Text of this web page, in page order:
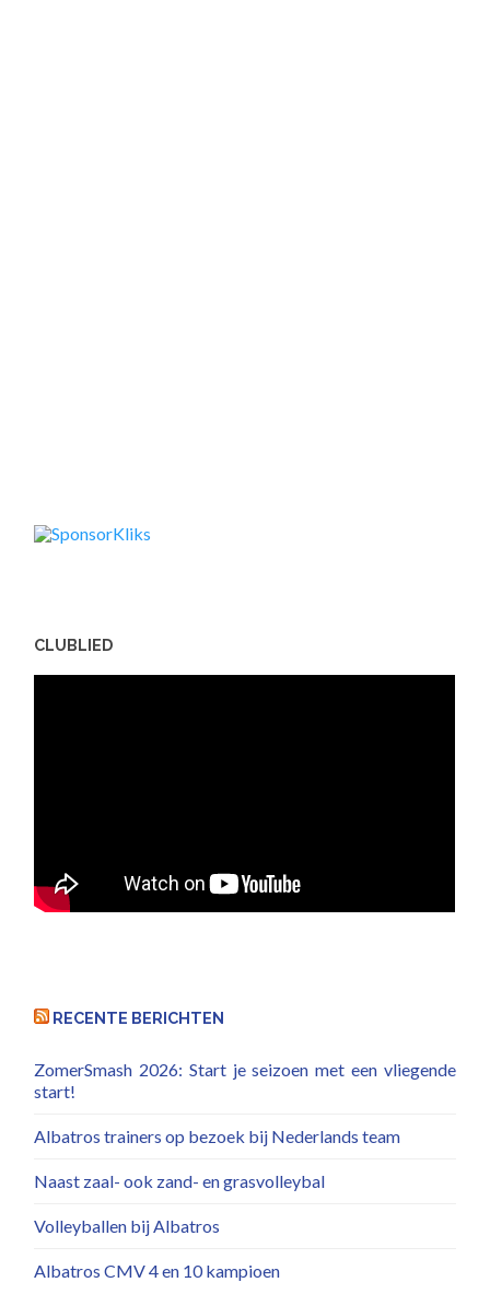
CLUBLIED
RECENTE BERICHTEN
ZomerSmash 2026: Start je seizoen met een vliegende
start!
Albatros trainers op bezoek bij Nederlands team
Naast zaal- ook zand- en grasvolleybal
Volleyballen bij Albatros
Albatros CMV 4 en 10 kampioen